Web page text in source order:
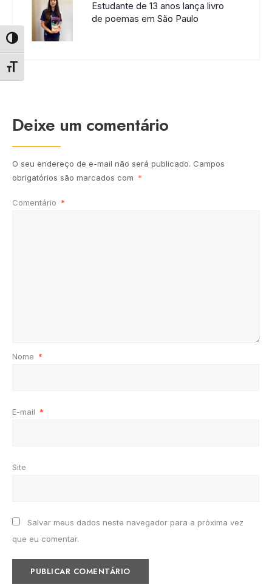
Alternar alto contraste
Alternar tamanho da fonte
Estudante de 13 anos lança livro
de poemas em São Paulo
Deixe um comentário
O seu endereço de e-mail não será publicado. Campos
obrigatórios são marcados com *
Comentário *
Nome *
E-mail *
Site
Salvar meus dados neste navegador para a próxima vez
que eu comentar.